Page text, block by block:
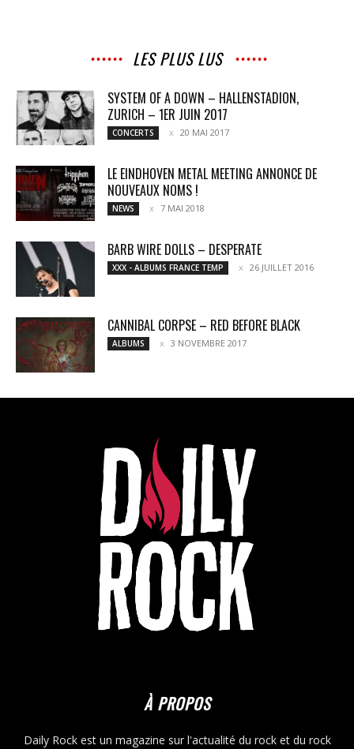
LES PLUS LUS
SYSTEM OF A DOWN – HALLENSTADION,
ZURICH – 1ER JUIN 2017
CONCERTS 20 MAI 2017
LE EINDHOVEN METAL MEETING ANNONCE DE
NOUVEAUX NOMS !
NEWS 7 MAI 2018
BARB WIRE DOLLS – DESPERATE
XXX - ALBUMS FRANCE TEMP 26 JUILLET 2016
CANNIBAL CORPSE – RED BEFORE BLACK
ALBUMS 3 NOVEMBRE 2017
À PROPOS
Daily Rock est un magazine sur l'actualité du rock et du rock